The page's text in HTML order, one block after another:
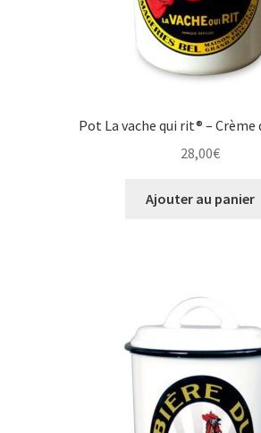
Pot La vache qui rit® – Crème
28,00€
Ajouter au panier